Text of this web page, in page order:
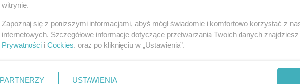
witrynie.
Zapoznaj się z poniższymi informacjami, abyś mógł świadomie i komfortowo korzystać z
internetowych. Szczegółowe informacje dotyczące przetwarzania Twoich danych
Prywatności i Cookies. oraz po kliknięciu w „Ustawienia”.
PARTNERZY USTAWIENIA